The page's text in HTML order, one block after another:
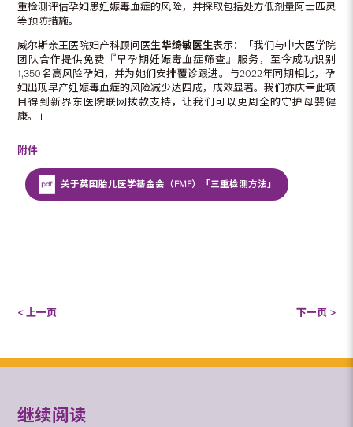
重检测评估孕妇患妊娠毒血症的风险，并採取包括处方低剂量阿士匹灵
等预防措施。
威尔斯亲王医院妇产科顾问医生华绮敏医生表示：「我们与中大医学院
团队合作提供免费『早孕期妊娠毒血症筛查』服务，至今成功识别
1,350名高风险孕妇，并为她们安排覆诊跟进。与2022年同期相比，孕
妇出现早产妊娠毒血症的风险减少达四成，成效显著。我们亦庆幸此项
目得到新界东医院联网拨款支持，让我们可以更周全的守护母婴健
康。」
附件
关于英国胎儿医学基金会（FMF）「三重检测方法」
< 上一页 下一页 >
继续阅读